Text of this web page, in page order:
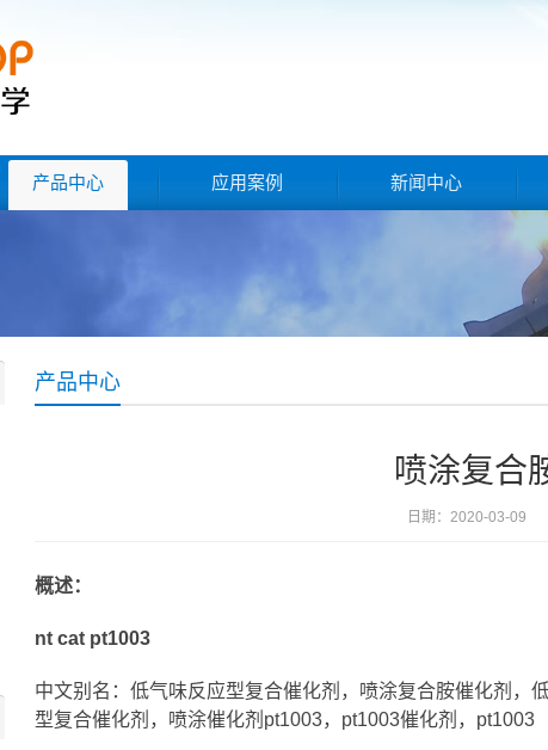
产品中心 应用案例 新闻中心
产品中心
喷涂复合
日期：2020-03-09
概述：
nt cat pt1003
中文别名：低气味反应型复合催化剂，喷涂复合胺催化剂，
型复合催化剂，喷涂催化剂pt1003，pt1003催化剂，pt1003